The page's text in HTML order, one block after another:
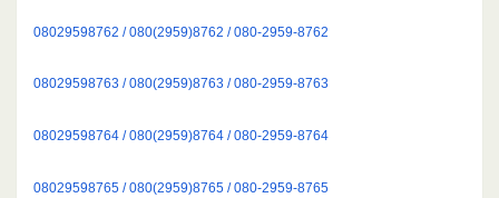
08029598762 / 080(2959)8762 / 080-2959-8762
08029598763 / 080(2959)8763 / 080-2959-8763
08029598764 / 080(2959)8764 / 080-2959-8764
08029598765 / 080(2959)8765 / 080-2959-8765